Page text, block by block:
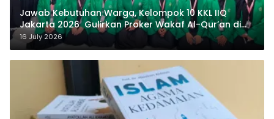
Jawab Kebutuhan Warga, Kelompok 10 KKL IIQ
Jakarta 2026 Gulirkan Proker Wakaf Al-Qur’an di
Sukamanah
16 July 2026